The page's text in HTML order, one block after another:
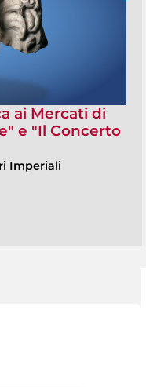
ai Mercati di
e "Il Concerto
Imperiali